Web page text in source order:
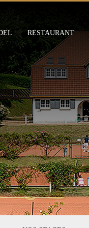
RESTAURANT